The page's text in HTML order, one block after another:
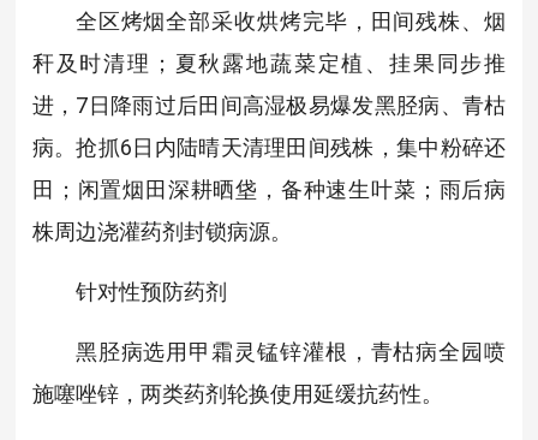
全区烤烟全部采收烘烤完毕，田间残株、烟
秆及时清理；夏秋露地蔬菜定植、挂果同步推
进，7日降雨过后田间高湿极易爆发黑胫病、青枯
病。抢抓6日内陆晴天清理田间残株，集中粉碎还
田；闲置烟田深耕晒垡，备种速生叶菜；雨后病
株周边浇灌药剂封锁病源。
针对性预防药剂
黑胫病选用甲霜灵锰锌灌根，青枯病全园喷
施噻唑锌，两类药剂轮换使用延缓抗药性。